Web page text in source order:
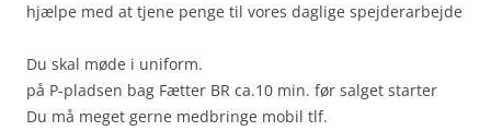
hjælpe med at tjene penge til vores daglige spejderarbejde
Du skal møde i uniform.
på P-pladsen bag Fætter BR ca.10 min. før salget starter
Du må meget gerne medbringe mobil tlf.